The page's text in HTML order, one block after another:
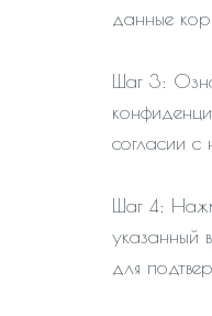
данные
Шаг 3:
согласии с
Шаг 4:
указанный
для